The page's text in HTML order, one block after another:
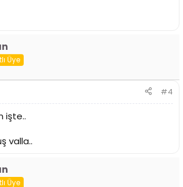
Üye
#4
işte..
valla..
Üye